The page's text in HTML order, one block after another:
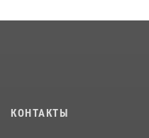
КОНТАКТЫ